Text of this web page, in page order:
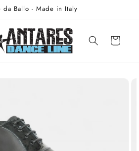
da Ballo - Made in Italy
Carrello